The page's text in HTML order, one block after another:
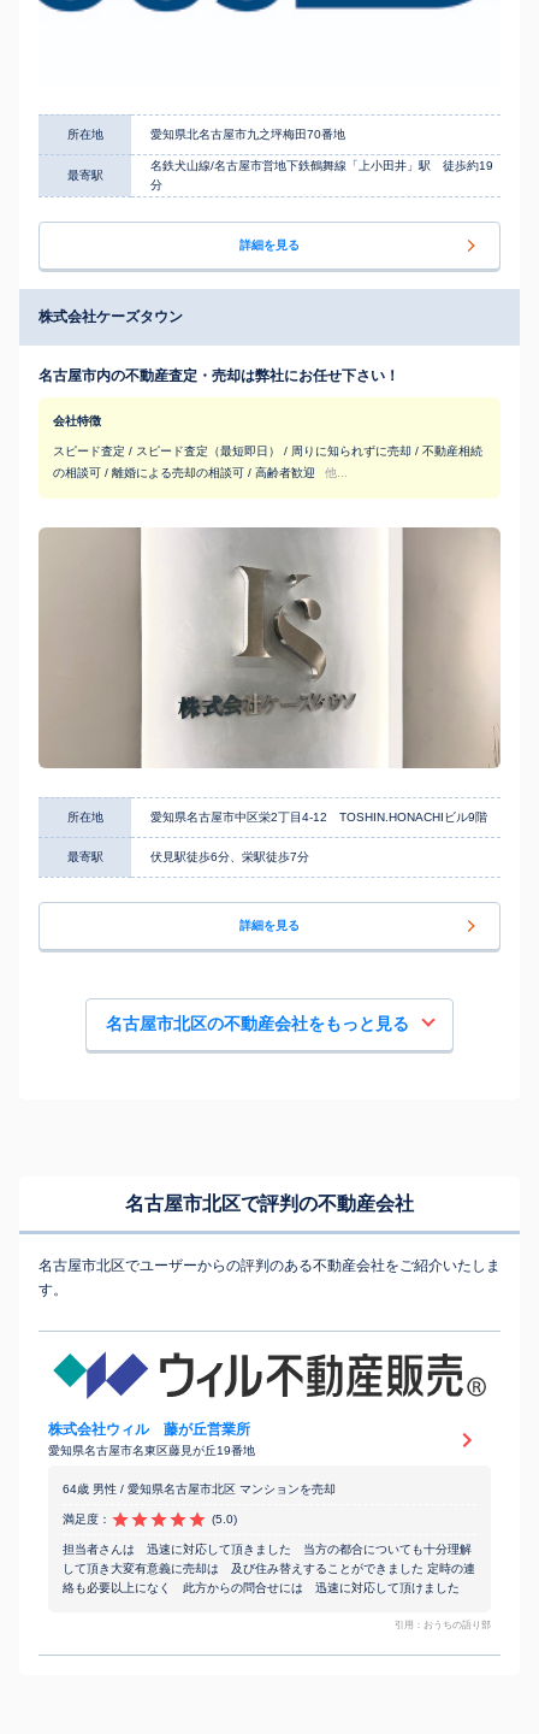
所在地 愛知県北名古屋市九之坪梅田70番地
最寄駅
名鉄犬山線/名古屋市営地下鉄鶴舞線「上小田井」駅 徒歩約19
分
詳細を見る
株式会社ケーズタウン
名古屋市内の不動産査定・売却は弊社にお任せ下さい！
会社特徴
スピード査定 / スピード査定（最短即日） / 周りに知られずに売却 / 不動産相続
の相談可 / 離婚による売却の相談可 / 高齢者歓迎
他...
所在地 愛知県名古屋市中区栄2丁目4-12 TOSHIN.HONACHIビル9階
最寄駅 伏見駅徒歩6分、栄駅徒歩7分
詳細を見る
名古屋市北区の不動産会社をもっと見る
名古屋市北区で評判の不動産会社
名古屋市北区でユーザーからの評判のある不動産会社をご紹介いたしま
す。
株式会社ウィル 藤が丘営業所
愛知県名古屋市名東区藤見が丘19番地
64歳 男性 / 愛知県名古屋市北区 マンションを売却
満足度： (5.0)
担当者さんは 迅速に対応して頂きました 当方の都合についても十分理解
して頂き大変有意義に売却は 及び住み替えすることができました 定時の連
絡も必要以上になく 此方からの問合せには 迅速に対応して頂けました
引用：おうちの語り部